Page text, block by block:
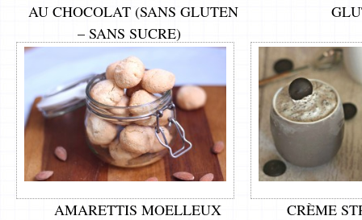
AU CHOCOLAT (SANS GLUTEN
– SANS SUCRE)
AMARETTIS MOELLEUX
CRÈME